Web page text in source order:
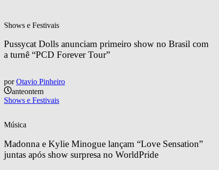
Shows e Festivais
Pussycat Dolls anunciam primeiro show no Brasil com
a turnê “PCD Forever Tour”
por Otavio Pinheiro
anteontem
Shows e Festivais
Música
Madonna e Kylie Minogue lançam “Love Sensation”
juntas após show surpresa no WorldPride